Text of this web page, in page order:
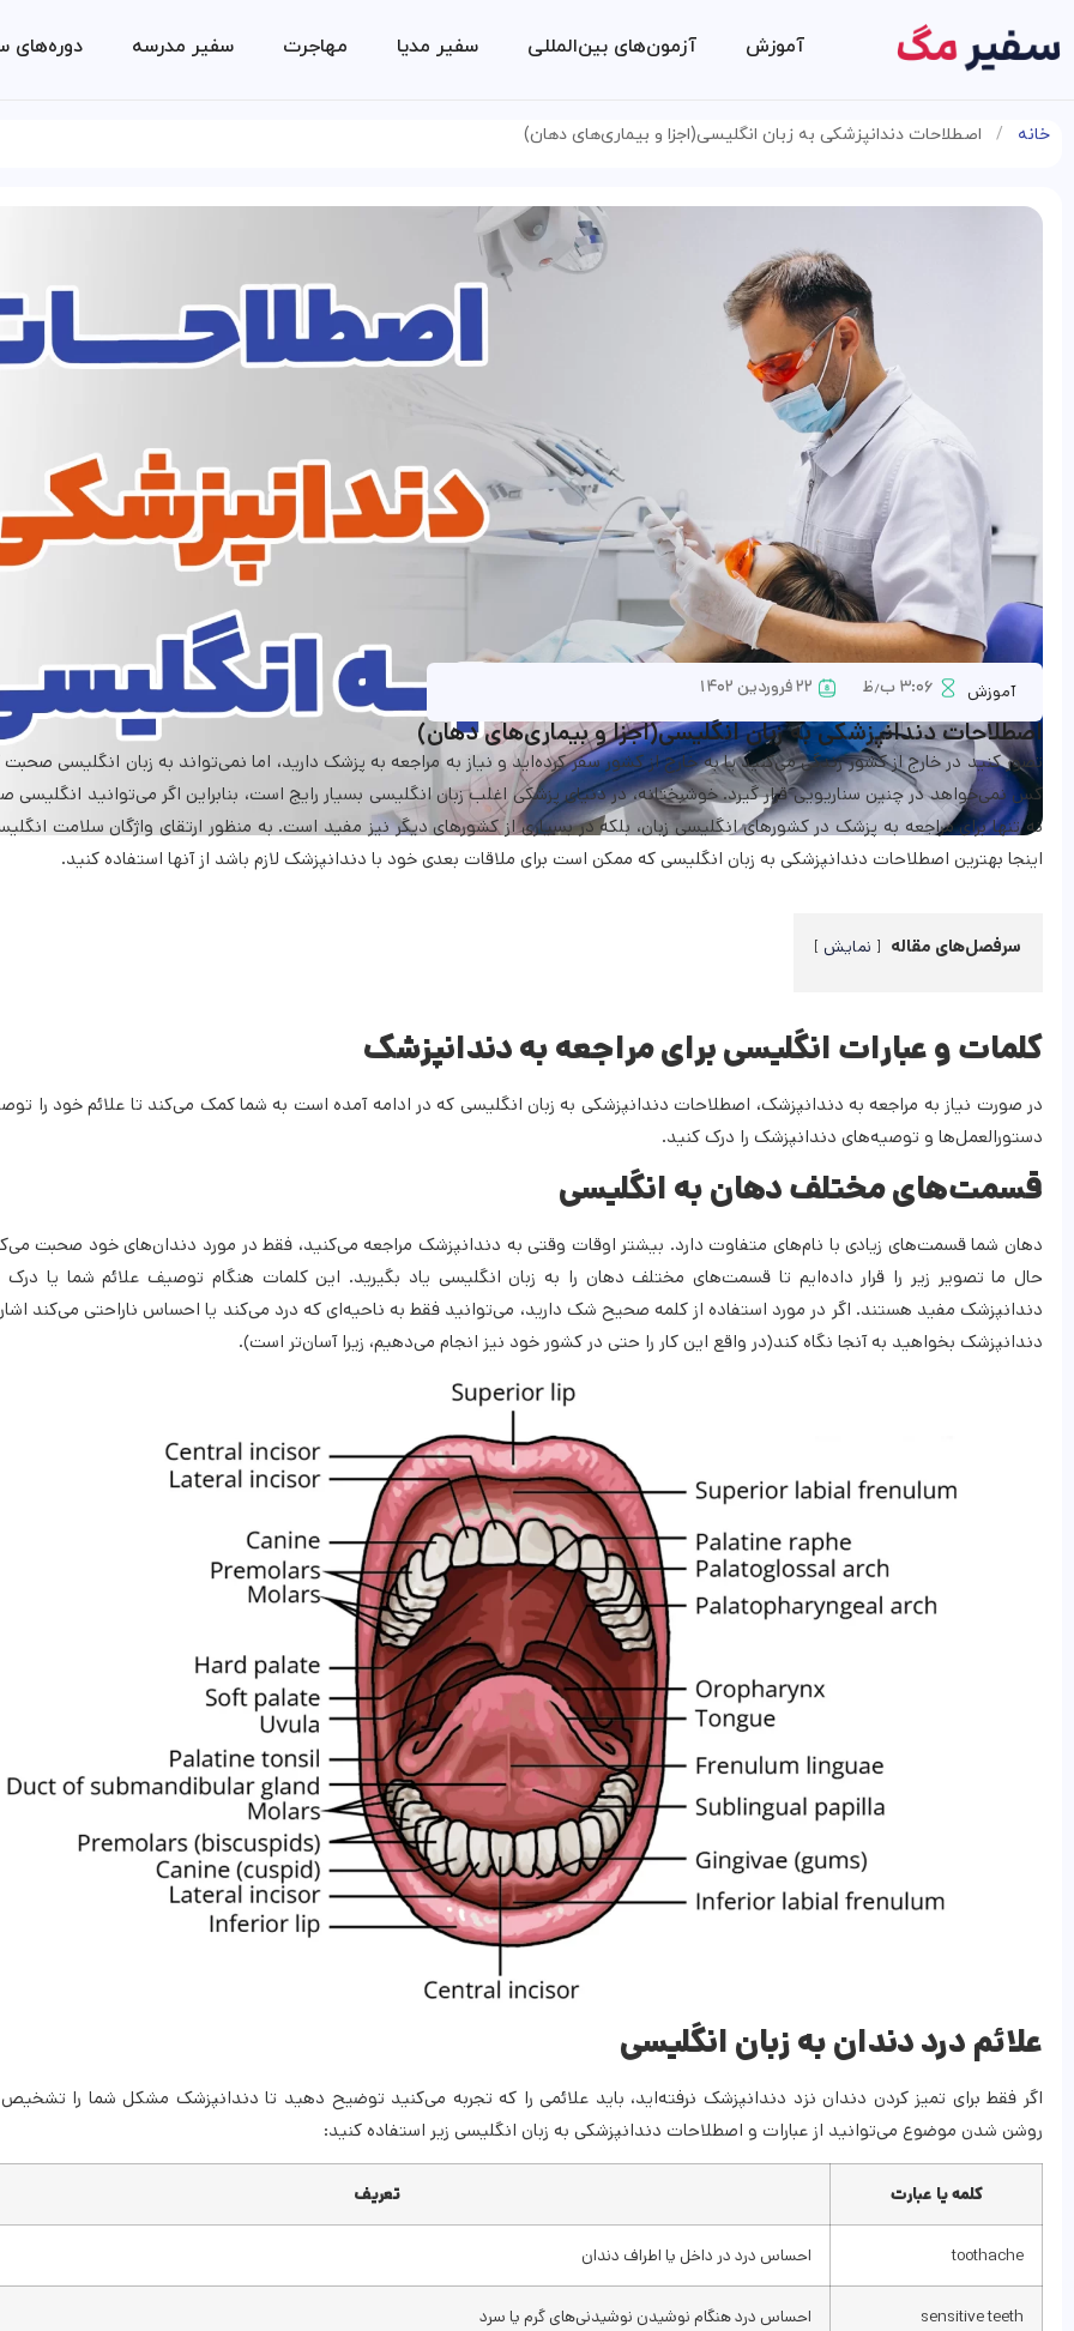
آموزش آزمون‌های بین‌المللی سفیر مدیا مهاجرت سفیر مدرسه دوره‌های
خانه / اصطلاحات دندانپزشکی به زبان انگلیسی(اجزا و بیماری‌های دهان)
آموزش ۳:۰۶ ب٫ظ ۲۲ فروردین ۱۴۰۲
اصطلاحات دندانپزشکی به زبان انگلیسی(اجزا و بیماری‌های دهان)
تصور کنید در خارج از کشور زندگی می‌کنید یا به خارج از کشور سفر کرده‌اید و نیاز به مراجعه به پزشک دارید، اما نمی‌تواند به زبان انگلیسی
کس نمی‌خواهد در چنین سناریویی قرار گیرد. خوشبختانه، در دنیای پزشکی اغلب زبان انگلیسی بسیار رایج است، بنابراین اگر می‌توانید انگلیسی
نه تنها برای مراجعه به پزشک در کشورهای انگلیسی زبان، بلکه در بسیاری از کشورهای دیگر نیز مفید است. به منظور ارتقای واژگان سلامت
اینجا بهترین اصطلاحات دندانپزشکی به زبان انگلیسی که ممکن است برای ملاقات بعدی خود با دندانپزشک لازم باشد از آنها استفاده کنید.
سرفصل‌های مقاله نمایش
کلمات و عبارات انگلیسی برای مراجعه به دندانپزشک
در صورت نیاز به مراجعه به دندانپزشک، اصطلاحات دندانپزشکی به زبان انگلیسی که در ادامه آمده است به شما کمک می‌کند تا علائم خود را
دستورالعمل‌ها و توصیه‌های دندانپزشک را درک کنید.
قسمت‌های مختلف دهان به انگلیسی
دهان شما قسمت‌های زیادی با نام‌های متفاوت دارد. بیشتر اوقات وقتی به دندانپزشک مراجعه می‌کنید، فقط در مورد دندان‌های خود صحبت
حال ما تصویر زیر را قرار داده‌ایم تا قسمت‌های مختلف دهان را به زبان انگلیسی یاد بگیرید. این کلمات هنگام توصیف علائم شما یا
دندانپزشک مفید هستند. اگر در مورد استفاده از کلمه صحیح شک دارید، می‌توانید فقط به ناحیه‌ای که درد می‌کند یا احساس ناراحتی می‌کند
دندانپزشک بخواهید به آنجا نگاه کند(در واقع این کار را حتی در کشور خود نیز انجام می‌دهیم، زیرا آسان‌تر است).
علائم درد دندان به زبان انگلیسی
اگر فقط برای تمیز کردن دندان نزد دندانپزشک نرفته‌اید، باید علائمی را که تجربه می‌کنید توضیح دهید تا دندانپزشک مشکل شما را
روشن شدن موضوع می‌توانید از عبارات و اصطلاحات دندانپزشکی به زبان انگلیسی زیر استفاده کنید:
کلمه یا عبارت تعریف
toothache احساس درد در داخل یا اطراف دندان
sensitive teeth احساس درد هنگام نوشیدن نوشیدنی‌های گرم یا سرد